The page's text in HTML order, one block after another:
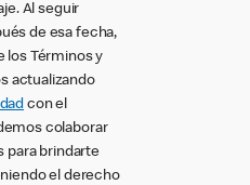
Al seguir
de esa fecha,
los Términos y
actualizando
con el
colaborar
para brindarte
el derecho